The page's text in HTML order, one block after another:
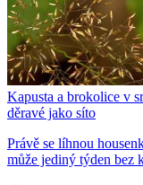
Kapusta a brokolice v
děravé jako síto
Právě se líhnou
může jediný týden bez